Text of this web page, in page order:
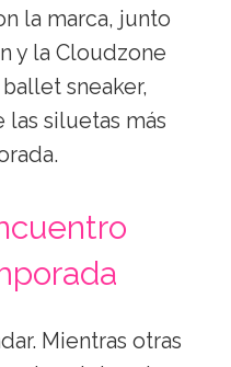
la marca, junto
y la Cloudzone
sneaker,
siluetas más
Mientras otras